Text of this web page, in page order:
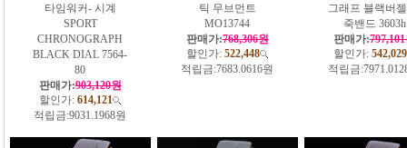
타임워커- 시계
SPORT
CHRONOGRAPH
BLACK DIAL 7564-
80
판매가:903,120원
할인가: 614,121
적립금:9031.1968원
틱 무브먼트
MO13744
판매가:768,306원
할인가: 522,448
적립금:7683.0616원
그래프 블랙버
죽밴드 3603h
판매가:
할인가: 542,029
적립금: